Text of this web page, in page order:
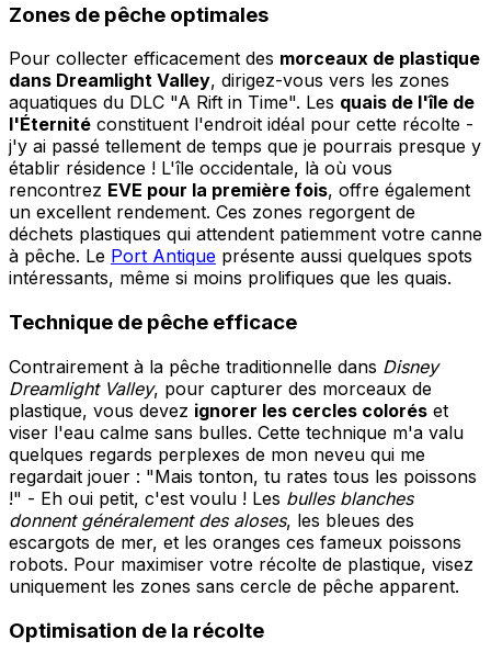
Zones de pêche optimales
Pour collecter efficacement des morceaux de plastique
dans Dreamlight Valley, dirigez-vous vers les zones
aquatiques du DLC "A Rift in Time". Les quais de l'île de
l'Éternité constituent l'endroit idéal pour cette récolte -
j'y ai passé tellement de temps que je pourrais presque y
établir résidence ! L'île occidentale, là où vous
rencontrez EVE pour la première fois, offre également
un excellent rendement. Ces zones regorgent de
déchets plastiques qui attendent patiemment votre canne
à pêche. Le Port Antique présente aussi quelques spots
intéressants, même si moins prolifiques que les quais.
Technique de pêche efficace
Contrairement à la pêche traditionnelle dans Disney
Dreamlight Valley, pour capturer des morceaux de
plastique, vous devez ignorer les cercles colorés et
viser l'eau calme sans bulles. Cette technique m'a valu
quelques regards perplexes de mon neveu qui me
regardait jouer : "Mais tonton, tu rates tous les poissons
!" - Eh oui petit, c'est voulu ! Les bulles blanches
donnent généralement des aloses, les bleues des
escargots de mer, et les oranges ces fameux poissons
robots. Pour maximiser votre récolte de plastique, visez
uniquement les zones sans cercle de pêche apparent.
Optimisation de la récolte